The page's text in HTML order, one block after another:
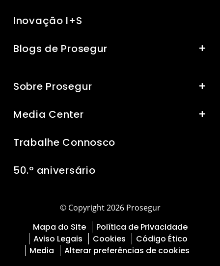
Inovação I+S
Blogs de Prosegur
Sobre Prosegur
Media Center
Trabalhe Connosco
50.º aniversário
© Copyright 2026 Prosegur
Mapa do Site
Política de Privacidade
Aviso Legais
Cookies
Código Ético
Media
Alterar preferências de cookies